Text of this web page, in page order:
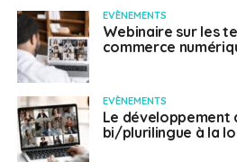
EVÈNEMENTS
Webinaire sur les
commerce
EVÈNEMENTS
Le développement
bi/plurilingue à la